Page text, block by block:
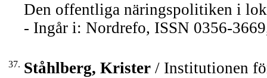
Den offentliga näringspolitiken i
- Ingår i: Nordrefo, ISSN 0356-
37. Ståhlberg, Krister / Institutionen